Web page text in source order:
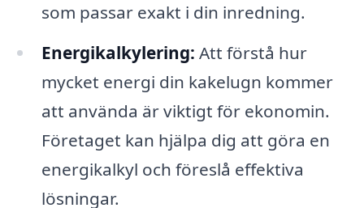
som passar exakt i din inredning.
Energikalkylering: Att förstå hur
mycket energi din kakelugn kommer
att använda är viktigt för ekonomin.
Företaget kan hjälpa dig att göra en
energikalkyl och föreslå effektiva
lösningar.